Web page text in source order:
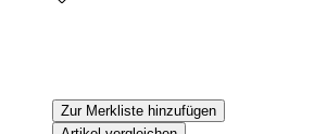
Zur Merkliste hinzufügen